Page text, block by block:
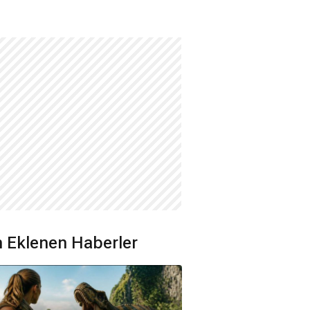
Eklenen Haberler